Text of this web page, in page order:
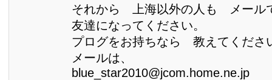
それから 上海以外の人も メール
友達になってください。
プログをお持ちなら 教えてくださ
メールは、
blue_star2010@jcom.home.ne.jp